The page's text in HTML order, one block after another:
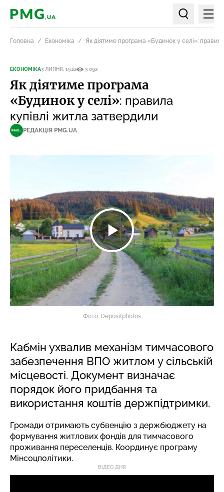
PMG.ua
Пошук по
Головна Економіка Як діятиме програма «Будинок у селі»:
ЕКОНОМІКА3 ЛИПНЯ, 15:22 3 092
Як діятиме програма
«Будинок у селі»: правила
купівлі житла затвердили
РЕДАКЦІЯ PMG.UA
Фото: Depositphotos
Кабмін ухвалив механізм тимчасового
забезпечення ВПО житлом у сільській
місцевості. Документ визначає
порядок його придбання та
використання коштів держпідтримки.
Громади отримають субвенцію з держбюджету на
формування житлових фондів для тимчасового
проживання переселенців. Координує програму
Мінсоцполітики.
ВІДЕО ДНЯ